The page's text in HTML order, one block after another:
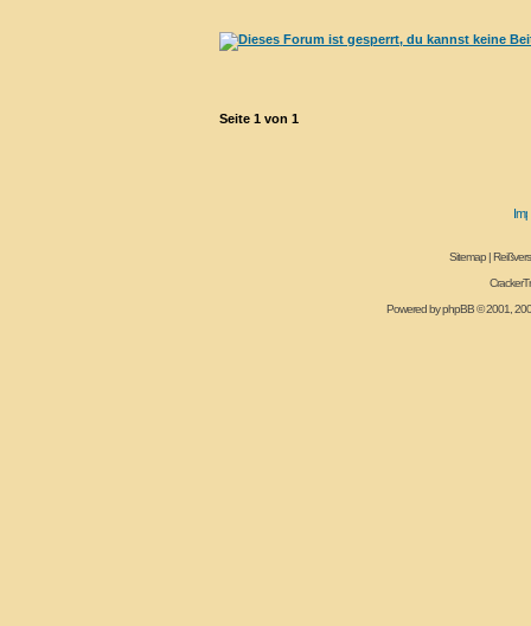
Seite 1 von 1
Sitemap|
Powered byphpBB© 2001,